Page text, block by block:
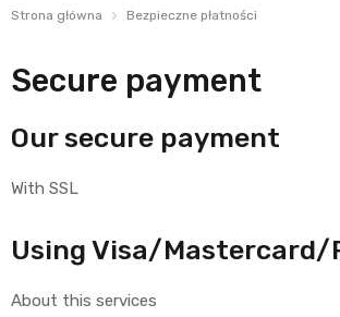
Strona główna Bezpieczne płatności
Secure payment
Our secure payment
With SSL
Using Visa/Mastercard/
About this services